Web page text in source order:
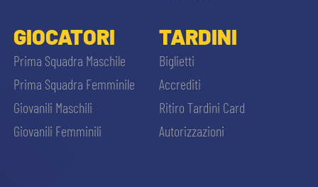
GIOCATORI
Prima Squadra Maschile
Prima Squadra Femminile
Giovanili Maschili
Giovanili Femminili
TARDINI
Biglietti
Accrediti
Ritiro Tardini Card
Autorizzazioni